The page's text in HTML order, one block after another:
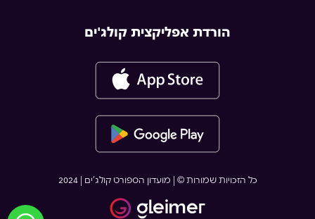
הורדת אפליקצית קולג'ים
כל הזכויות שמורות © | מועדון הספורט קולג’ים | 2024